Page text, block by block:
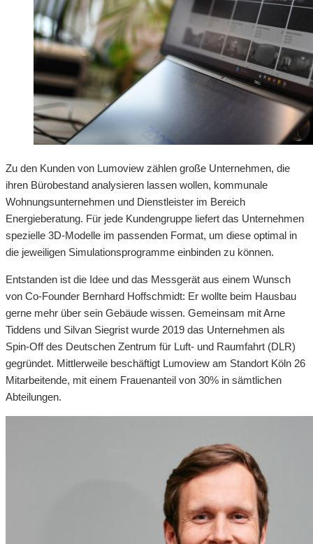
Zu den Kunden von Lumoview zählen große Unternehmen, die
ihren Bürobestand analysieren lassen wollen, kommunale
Wohnungsunternehmen und Dienstleister im Bereich
Energieberatung. Für jede Kundengruppe liefert das Unternehmen
spezielle 3D-Modelle im passenden Format, um diese optimal in
die jeweiligen Simulationsprogramme einbinden zu können.
Entstanden ist die Idee und das Messgerät aus einem Wunsch
von Co-Founder Bernhard Hoffschmidt: Er wollte beim Hausbau
gerne mehr über sein Gebäude wissen. Gemeinsam mit Arne
Tiddens und Silvan Siegrist wurde 2019 das Unternehmen als
Spin-Off des Deutschen Zentrum für Luft- und Raumfahrt (DLR)
gegründet. Mittlerweile beschäftigt Lumoview am Standort Köln 26
Mitarbeitende, mit einem Frauenanteil von 30% in sämtlichen
Abteilungen.